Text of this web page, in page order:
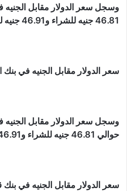
46.81 جنيه للشراء و46.91 جنيه للبيع.
سعر الدولار مقابل الجنيه في بنك
وسجل سعر الدولار مقابل الجنيه
حوالي 46.81 جنيه للشراء و46.91 جنيه للبيع.
سعر الدولار مقابل الجنيه في